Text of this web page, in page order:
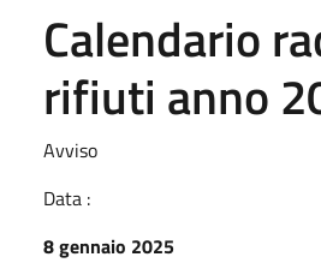
Calendario
rifiuti anno
Avviso
Data :
8 gennaio 2025